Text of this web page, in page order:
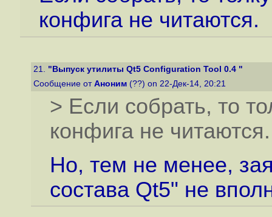
конфига не читаются.
21. "Выпуск утилиты Qt5 Configuration Tool 0.4 "
Сообщение от Аноним (??) on 22-Дек-14, 20:21
> Если собрать, то
конфига не читаются.
Но, тем не менее,
состава Qt5" не